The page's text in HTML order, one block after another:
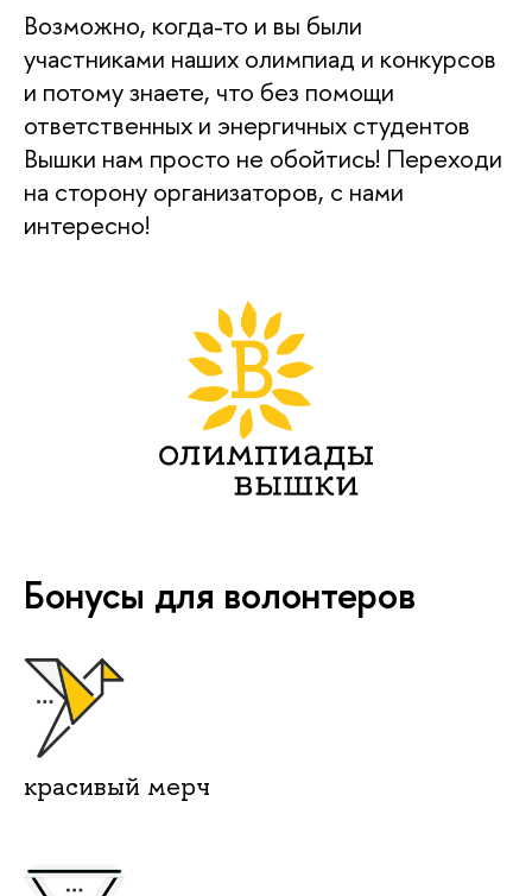
Возможно, когда-то и вы были
участниками наших олимпиад и конкурсов
и потому знаете, что без помощи
ответственных и энергичных студентов
Вышки нам просто не обойтись! Переходи
на сторону организаторов, с нами
интересно!
Бонусы для волонтеров
красивый мерч